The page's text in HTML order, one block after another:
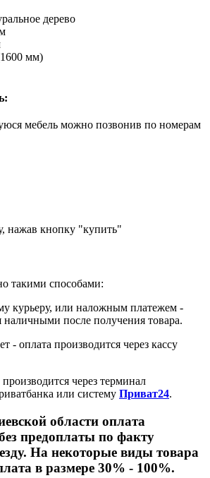
дерево
мм)
мебель можно позвонив по номерам
нажав кнопку "купить"
такими способами:
курьеру, или наложным платежем -
наличными после получения товара.
- оплата производится через кассу
через терминал
или систему Приват24.
области оплата
предоплаты по факту
На некоторые виды товара
в размере 30% - 100%.